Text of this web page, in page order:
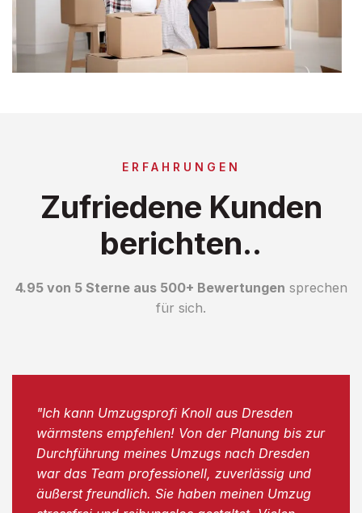
ERFAHRUNGEN
Zufriedene Kunden
berichten..
4.95 von 5 Sterne aus 500+ Bewertungen sprechen
für sich.
"Ich kann Umzugsprofi Knoll aus Dresden
wärmstens empfehlen! Von der Planung bis zur
Durchführung meines Umzugs nach Dresden
war das Team professionell, zuverlässig und
äußerst freundlich. Sie haben meinen Umzug